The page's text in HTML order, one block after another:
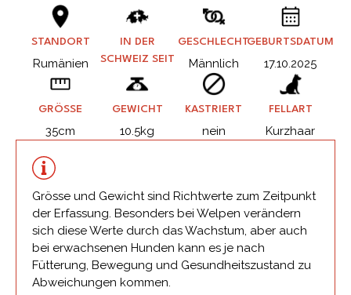
STANDORT
Rumänien
IN DER
SCHWEIZ SEIT
GESCHLECHT
Männlich
GEBURTSDATUM
17.10.2025
GRÖSSE
35cm
GEWICHT
10.5kg
KASTRIERT
nein
FELLART
Kurzhaar
Grösse und Gewicht sind Richtwerte zum Zeitpunkt
der Erfassung. Besonders bei Welpen verändern
sich diese Werte durch das Wachstum, aber auch
bei erwachsenen Hunden kann es je nach
Fütterung, Bewegung und Gesundheitszustand zu
Abweichungen kommen.